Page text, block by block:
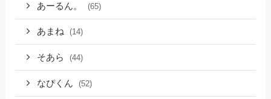
あーるん。 (65)
あまね (14)
そあら (44)
なぴくん (52)